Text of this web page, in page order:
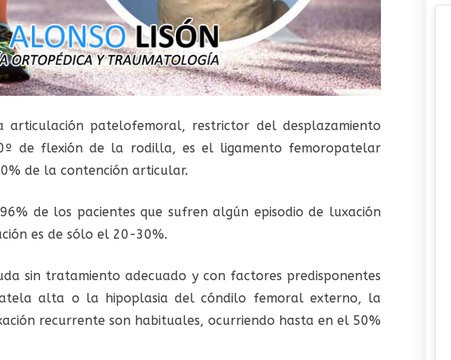
patelofemoral, restrictor del desplazamiento
de flexión de la rodilla, es el ligamento femoropatelar
de la contención articular.
de los pacientes que sufren algún episodio de luxación
es de sólo el 20-30%.
sin tratamiento adecuado y con factores predisponentes
alta o la hipoplasia del cóndilo femoral externo, la
recurrente son habituales, ocurriendo hasta en el 50%